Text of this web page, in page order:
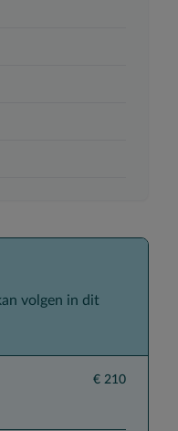
volgen in dit
€ 210